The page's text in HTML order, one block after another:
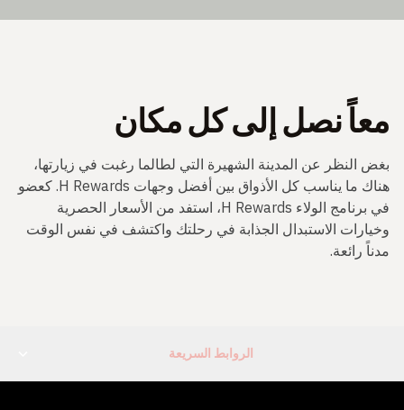
نصل إلى كل مكان
النظر عن المدينة الشهيرة التي لطالما رغبت في زيارتها،
هناك ما يناسب كل الأذواق بين أفضل وجهات H Rewards. كعضو
في برنامج الولاء H Rewards، استفد من الأسعار الحصرية
الاستبدال الجذابة في رحلتك واكتشف في نفس الوقت
رائعة.
الروابط السريعة